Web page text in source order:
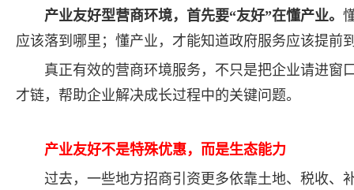
产业友好型营商环境，首先要“友好”在懂产业。
应该落到哪里；懂产业，才能知道政府服务应该提前
真正有效的营商环境服务，不只是把企业请进窗
才链，帮助企业解决成长过程中的关键问题。
产业友好不是特殊优惠，而是生态能力
过去，一些地方招商引资更多依靠土地、税收、